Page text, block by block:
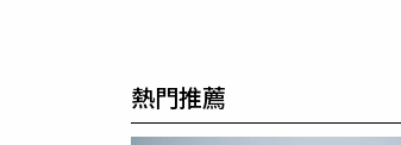
熱門推薦